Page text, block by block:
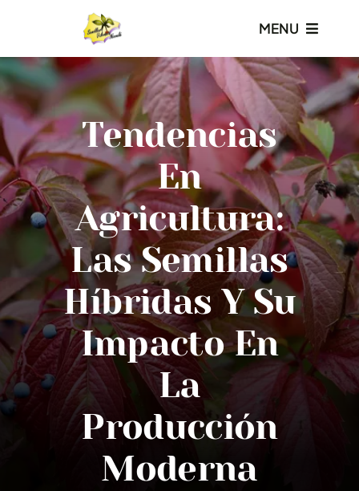
contenido
MENU
Inicio
Nosotros
Productos
Servicios
Galería
Blog
Contactar
Tendencias
En
Agricultura:
Las Semillas
Híbridas Y Su
Impacto En
La
Producción
Moderna